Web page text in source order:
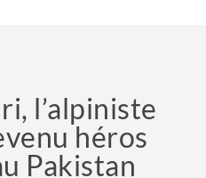
l’alpiniste
héros
Pakistan